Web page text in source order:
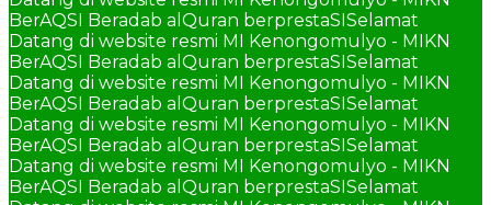
BerAQSI Beradab alQuran berprestaSISelamat
Datang di website resmi MI Kenongomulyo - MIKN
BerAQSI Beradab alQuran berprestaSISelamat
Datang di website resmi MI Kenongomulyo - MIKN
BerAQSI Beradab alQuran berprestaSISelamat
Datang di website resmi MI Kenongomulyo - MIKN
BerAQSI Beradab alQuran berprestaSISelamat
Datang di website resmi MI Kenongomulyo - MIKN
BerAQSI Beradab alQuran berprestaSISelamat